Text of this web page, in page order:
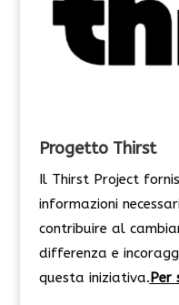
Progetto Thirst
Il Thirst Project
informazioni
contribuire al
differenza e
questa iniziativa.Per